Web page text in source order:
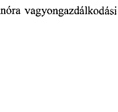
vagyongazdálkodási